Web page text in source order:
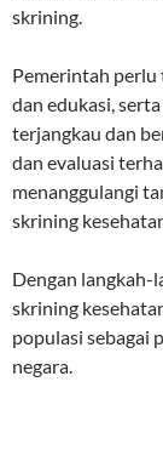
skrining.
Pemerintah perlu
dan edukasi,
terjangkau dan
dan evaluasi
menanggulangi
skrining
Dengan langkah-
skrining
populasi sebagai
negara.